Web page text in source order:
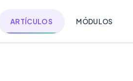
ARTÍCULOS MÓDULOS